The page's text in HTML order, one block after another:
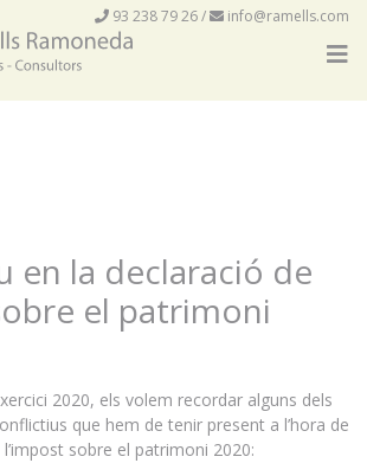
93 238 79 26/ info@ramells.com
en la declaració de
el patrimoni
2020, els volem recordar alguns dels
que hem de tenir present a l’hora de
sobre el patrimoni 2020: